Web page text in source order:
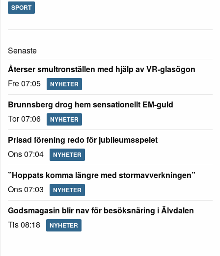
SPORT
Senaste
Återser smultronställen med hjälp av VR-glasögon
Fre 07:05
NYHETER
Brunnsberg drog hem sensationellt EM-guld
Tor 07:06
NYHETER
Prisad förening redo för jubileumsspelet
Ons 07:04
NYHETER
”Hoppats komma längre med stormavverkningen”
Ons 07:03
NYHETER
Godsmagasin blir nav för besöksnäring i Älvdalen
Tis 08:18
NYHETER